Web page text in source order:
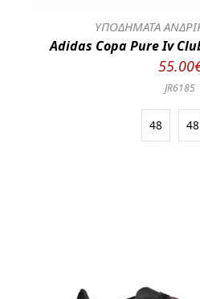
ΥΠΟΔΗΜΑΤΑ
Adidas Copa Pure Iv
JR6185
48 48